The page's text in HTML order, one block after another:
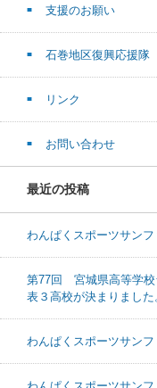
支援のお願い
石巻地区復興応援隊
リンク
お問い合わせ
最近の投稿
わんぱくスポーツサン
第77回 宮城県高等学校
表３高校が決まりました
わんぱくスポーツサン